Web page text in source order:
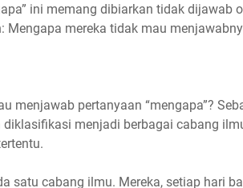
ini memang dibiarkan tidak dijawab
Mengapa mereka tidak mau
menjawab pertanyaan “mengapa”?
menjadi berbagai cabang
satu cabang ilmu. Mereka, setiap hari